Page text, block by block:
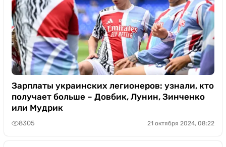
Зарплаты украинских легионеров: узнали, кто
получает больше – Довбик, Лунин, Зинченко
или Мудрик
8305 21 октября 2024, 08:22